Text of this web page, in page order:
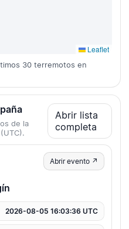
Leaflet
30 terremotos en
de la
Abrir lista
completa
Abrir evento ↗
2026-08-05 16:03:36 UTC